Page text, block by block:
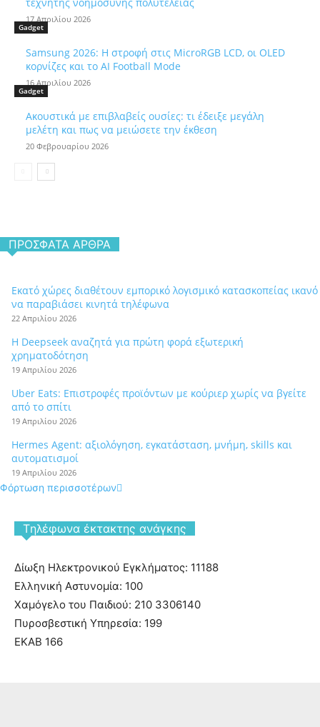
17 Απριλίου 2026
Gadget
Samsung 2026: Η στροφή στις MicroRGB LCD, οι OLED
κορνίζες και το AI Football Mode
16 Απριλίου 2026
Gadget
Ακουστικά με επιβλαβείς ουσίες: τι έδειξε μεγάλη
μελέτη και πως να μειώσετε την έκθεση
20 Φεβρουαρίου 2026
ΠΡΌΣΦΑΤΑ ΆΡΘΡΑ
Εκατό χώρες διαθέτουν εμπορικό λογισμικό κατασκοπείας ικανό
να παραβιάσει κινητά τηλέφωνα
22 Απριλίου 2026
Η Deepseek αναζητά για πρώτη φορά εξωτερική
χρηματοδότηση
19 Απριλίου 2026
Uber Eats: Επιστροφές προϊόντων με κούριερ χωρίς να βγείτε
από το σπίτι
19 Απριλίου 2026
Hermes Agent: αξιολόγηση, εγκατάσταση, μνήμη, skills και
αυτοματισμοί
19 Απριλίου 2026
Φόρτωση περισσοτέρων
Tηλέφωνα έκτακτης ανάγκης
Δίωξη Ηλεκτρονικού Εγκλήματος: 11188
Ελληνική Αστυνομία: 100
Χαμόγελο του Παιδιού: 210 3306140
Πυροσβεστική Υπηρεσία: 199
ΕΚΑΒ 166